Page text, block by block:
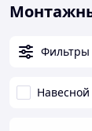
Фильтры
Навесной